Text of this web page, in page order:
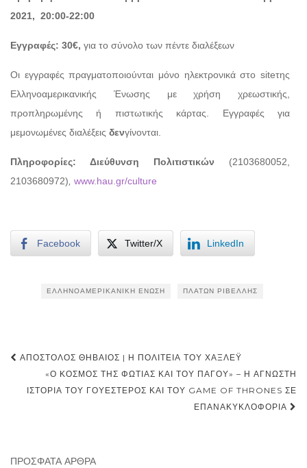
2021, 20:00-22:00
Εγγραφές: 30€, για το σύνολο των πέντε διαλέξεων
Οι εγγραφές πραγματοποιούνται μόνο ηλεκτρονικά στο siteτης
Ελληνοαμερικανικής Ένωσης με χρήση χρεωστικής,
προπληρωμένης ή πιστωτικής κάρτας. Εγγραφές για
μεμονωμένες διαλέξεις δενγίνονται.
Πληροφορίες: Διεύθυνση Πολιτιστικών (2103680052,
2103680972) www.hau.gr/culture
Facebook Twitter/X LinkedIn
ΕΛΛΗΝΟΑΜΕΡΙΚΑΝΙΚΉ ΈΝΩΣΗ ΠΛΆΤΩΝ ΡΙΒΈΛΛΗΣ
Post
navigation
ΑΠΌΣΤΟΛΟΣ ΘΗΒΑΊΟΣ | Η ΠΟΛΙΤΕΊΑ ΤΟΥ ΧΆΞΛΕΫ
«Ο ΚΌΣΜΟΣ ΤΗΣ ΦΩΤΙΆΣ ΚΑΙ ΤΟΥ ΠΆΓΟΥ» – Η ΆΓΝΩΣΤΗ
ΙΣΤΟΡΊΑ ΤΟΥ ΓΟΥΈΣΤΕΡΟΣ ΚΑΙ ΤΟΥ GAME OF THRONES ΣΕ
ΕΠΑΝΑΚΥΚΛΟΦΟΡΊΑ
ΠΡΌΣΦΑΤΑ ΆΡΘΡΑ